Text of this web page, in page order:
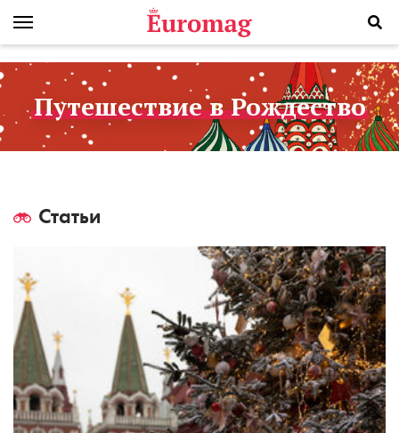
Путешествие в Рождество
Статьи